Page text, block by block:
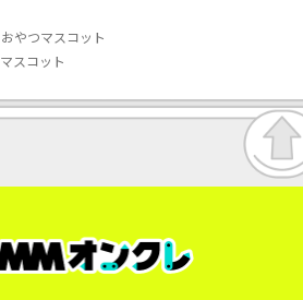
やつマスコット
スコット